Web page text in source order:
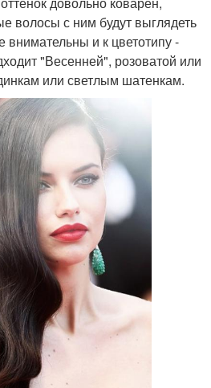
волосы с ним будут выглядеть
и к цветотипу -
"Весенней", розоватой или
или светлым шатенкам.